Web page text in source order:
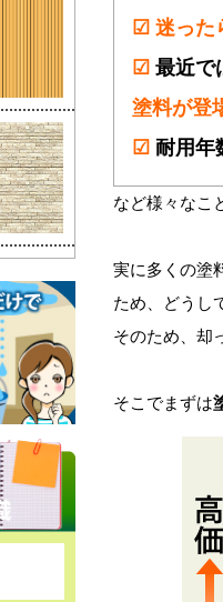
☑ 迷った
☑ 最近で
塗料が登
☑ 耐用年
など様々なこ
実に多くの塗
ため、どうし
そのため、却
そこでまずは